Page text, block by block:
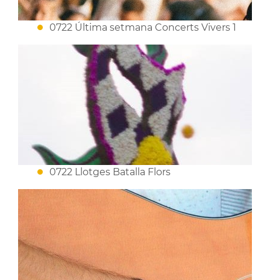
0722 Última setmana Concerts Vivers 1
0722 Llotges Batalla Flors